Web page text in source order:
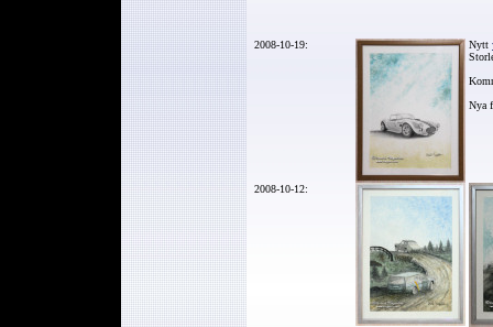
2008-10-19: Nytt
Nya
2008-10-12: